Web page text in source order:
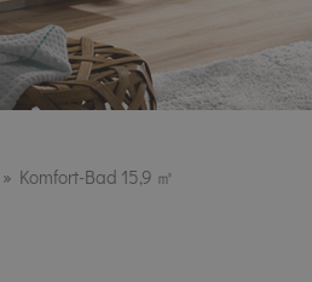
» Komfort-Bad 15,9 ㎡